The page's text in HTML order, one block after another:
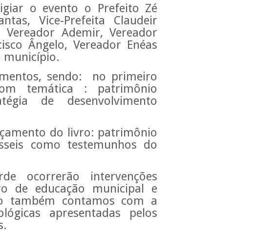
o evento o Prefeito Zé
Vice-Prefeita Claudeir
Vereador Ademir, Vereador
Ângelo, Vereador Enéas
município.
sendo: no primeiro
temática : patrimônio
de desenvolvimento
do livro: patrimônio
como testemunhos do
ocorrerão intervenções
de educação municipal e
também contamos com a
apresentadas pelos